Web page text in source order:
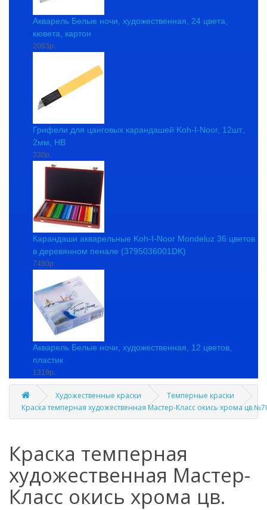
Акварель Белые ночи, художественная, 24 цвета,
кювета, картон
2083р.
Грифели для цанговых карандашей Koh-I-Noor, 12шт.,
2мм, HB
330р.
Карандаши акварельные Koh-I-Noor Mondeluz 36 цветов
в деревянном пенале (3795036001DK)
7480р.
Акварель Белые ночи, художественная, 12 цветов,
пластик
1319р.
Художественные краски
Темперные краски
Краска темперная художественная Мастер-Класс окись хрома
Краска темперная
художественная Мастер-
Класс окись хрома цв.